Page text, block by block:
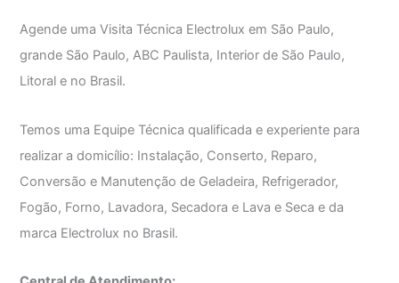
Agende uma Visita Técnica Electrolux em São Paulo,
grande São Paulo, ABC Paulista, Interior de São Paulo,
Litoral e no Brasil.
Temos uma Equipe Técnica qualificada e experiente para
realizar a domicílio: Instalação, Conserto, Reparo,
Conversão e Manutenção de Geladeira, Refrigerador,
Fogão, Forno, Lavadora, Secadora e Lava e Seca e da
marca Electrolux no Brasil.